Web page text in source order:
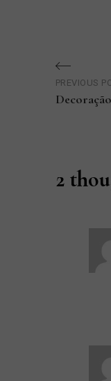
Navegação
PREVIOUS
2